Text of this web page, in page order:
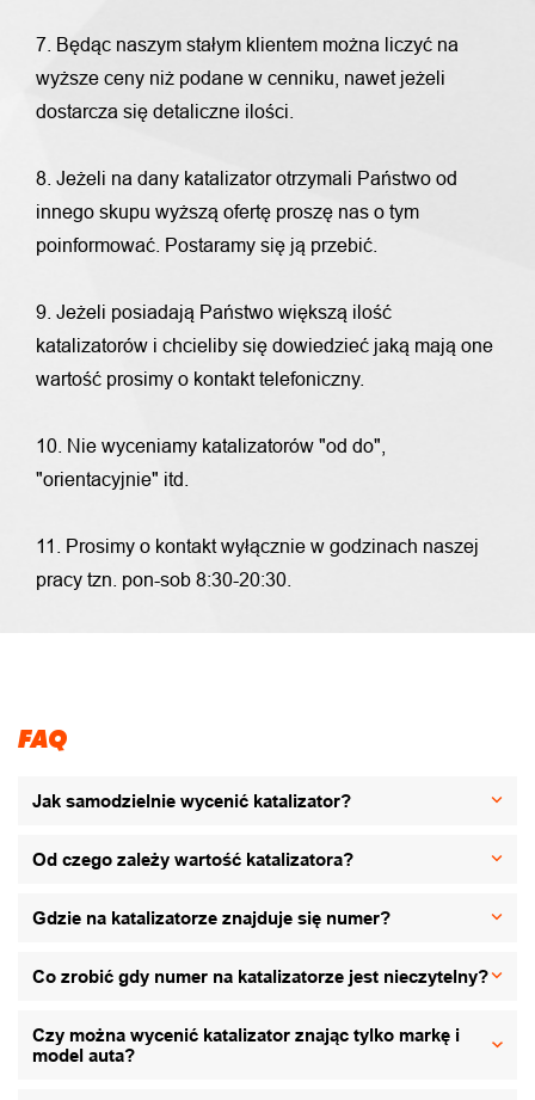
7. Będąc naszym stałym klientem można liczyć na
wyższe ceny niż podane w cenniku, nawet jeżeli
dostarcza się detaliczne ilości.
8. Jeżeli na dany katalizator otrzymali Państwo od
innego skupu wyższą ofertę proszę nas o tym
poinformować. Postaramy się ją przebić.
9. Jeżeli posiadają Państwo większą ilość
katalizatorów i chcieliby się dowiedzieć jaką mają one
wartość prosimy o kontakt telefoniczny.
10. Nie wyceniamy katalizatorów "od do",
"orientacyjnie" itd.
11. Prosimy o kontakt wyłącznie w godzinach naszej
pracy tzn. pon-sob 8:30-20:30.
FAQ
Jak samodzielnie wycenić katalizator?
Od czego zależy wartość katalizatora?
Gdzie na katalizatorze znajduje się numer?
Co zrobić gdy numer na katalizatorze jest nieczytelny?
Czy można wycenić katalizator znając tylko markę i
model auta?